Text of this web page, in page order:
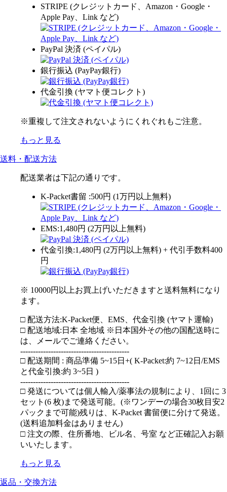
STRIPE (クレジットカード、Amazon・Google・
Apple Pay、Link など)
PayPal 決済 (ペイパル)
銀行振込 (PayPay銀行)
代金引換 (ヤマト便コレクト)
※重複して注文されないようにくれぐれもご注意。
もっと見る
送料・配送方法
配送業者は下記の通りです。
K-Packet書留 :500円 (1万円以上無料)
EMS:1,480円 (2万円以上無料)
代金引換:1,480円 (2万円以上無料) + 代引手数料400
円
※ 10000円以上お買上げいただきますと送料無料になり
ます。
□ 配送方法:K-Packet便、EMS、代金引換 (ヤマト運輸)
□ 配送地域:日本 全地域 ※日本国外その他の国配送時に
は、メールでご連絡ください。
-------------------------------------------
□ 配送期間 : 商品準備 5~15日+( K-Packet:約 7~12日/EMS
と代金引換:約 3~5日 )
-------------------------------------------
□ 発送については個人輸入/薬事法の規制により、1回に 3
セット(6 枚)まで発送可能。(※ワンデーの場合30枚目安2
パックまで可能)残りは、K-Packet 書留便に分けて発送。
(送料追加料金はありません)
□ 注文の際、住所番地、ビル名、号室 など正確記入お願
いいたします。
もっと見る
返品・交換方法